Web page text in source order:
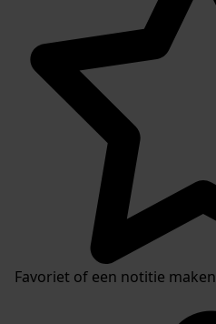
Favoriet of een notitie maken